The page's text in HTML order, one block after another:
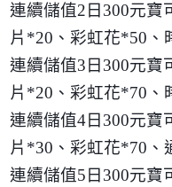
連續儲值2 日 300元寶
片 *20 、彩虹花*50
連續儲值3 日 300元寶
片 *20 、彩虹花*70
連續儲值4日 300元寶
片 *30 、彩虹花*70
連續儲值5 日 300元寶